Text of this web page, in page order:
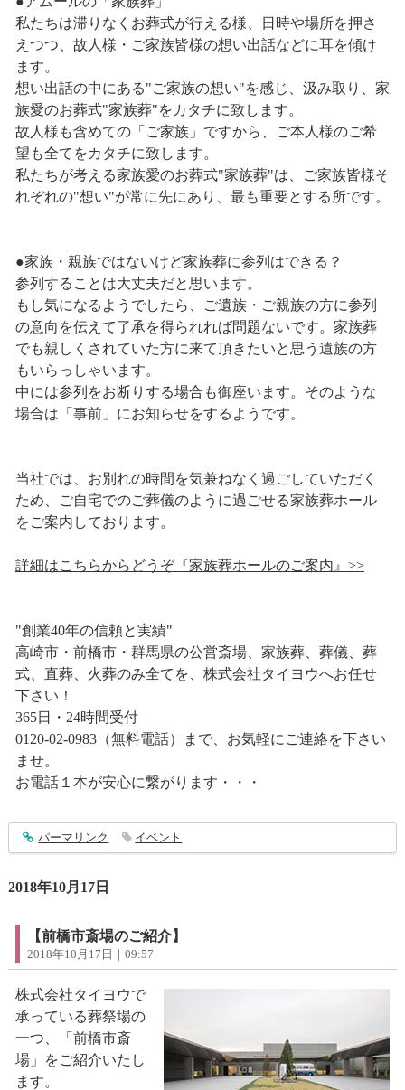
私たちは滞りなくお葬式が行える様、日時や場所を押さ
えつつ、故人様・ご家族皆様の想い出話などに耳を傾け
ます。
想い出話の中にある"ご家族の想い"を感じ、汲み取り、家
族愛のお葬式"家族葬"をカタチに致します。
故人様も含めての「ご家族」ですから、ご本人様のご希
望も全てをカタチに致します。
私たちが考える家族愛のお葬式"家族葬"は、ご家族皆様そ
れぞれの"想い"が常に先にあり、最も重要とする所です。
●家族・親族ではないけど家族葬に参列はできる？
参列することは大丈夫だと思います。
もし気になるようでしたら、ご遺族・ご親族の方に参列
の意向を伝えて了承を得られれば問題ないです。家族葬
でも親しくされていた方に来て頂きたいと思う遺族の方
もいらっしゃいます。
中には参列をお断りする場合も御座います。そのような
場合は「事前」にお知らせをするようです。
当社では、お別れの時間を気兼ねなく過ごしていただく
ため、ご自宅でのご葬儀のように過ごせる家族葬ホール
をご案内しております。
詳細はこちらからどうぞ『家族葬ホールのご案内』>>
"創業40年の信頼と実績"
高崎市・前橋市・群馬県の公営斎場、家族葬、葬儀、葬
式、直葬、火葬のみ全てを、株式会社タイヨウへお任せ
下さい！
365日・24時間受付
0120-02-0983（無料電話）まで、お気軽にご連絡を下さい
ませ。
お電話１本が安心に繋がります・・・
entry1627
パーマリンク イベント
2018年10月17日
【前橋市斎場のご紹介】
2018年10月17日｜09:57
株式会社タイヨウで
承っている葬祭場の
一つ、「前橋市斎
場」をご紹介いたし
ます。